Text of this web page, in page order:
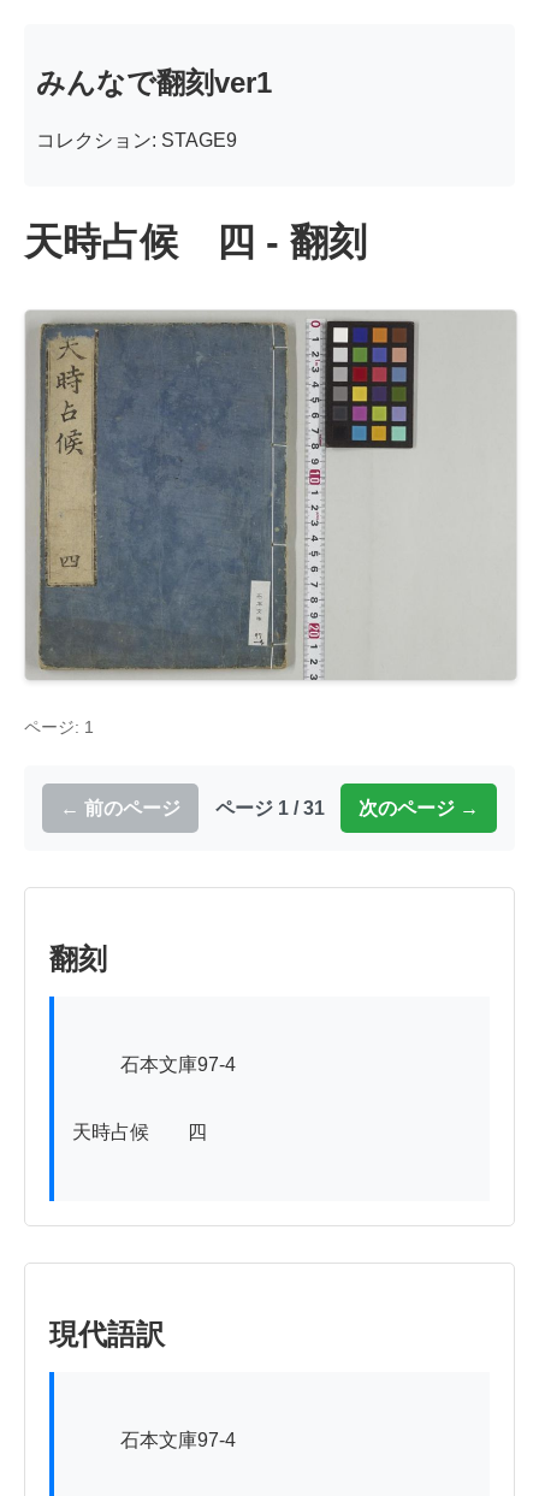
みんなで翻刻ver1
コレクション: STAGE9
天時占候 四 - 翻刻
ページ: 1
← 前のページ ページ 1 / 31 次のページ →
翻刻
天時占候　　四
現代語訳